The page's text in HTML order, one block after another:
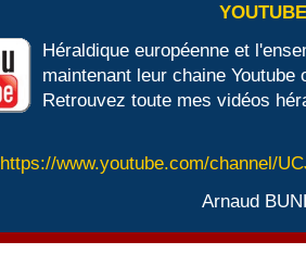
Héraldique européenne et
maintenant leur chaine Youtube
Retrouvez toute mes vidéos
https://www.youtube.com/channel/
Arnaud